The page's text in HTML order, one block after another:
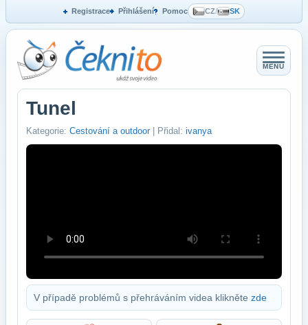
Registrace Přihlášení Pomoc CZ/ SK
MENU
Tunel
Kategorie: Cestování a outdoor | Přidal: ivanya
V případě problémů s přehráváním videa klikněte zde